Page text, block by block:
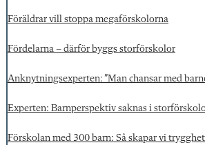
Föräldrar vill stoppa megaförskolorna
Fördelarna – därför byggs storförskolor
Anknytningsexperten: ”Man chansar med
Experten: Barnperspektiv saknas i
Förskolan med 300 barn: Så skapar vi trygghet